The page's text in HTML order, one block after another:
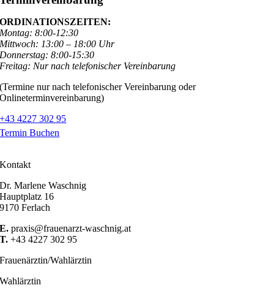
ORDINATIONSZEITEN:
Montag: 8:00-12:30
Mittwoch: 13:00 – 18:00 Uhr
Donnerstag: 8:00-15:30
Freitag: Nur nach telefonischer Vereinbarung
(Termine nur nach telefonischer Vereinbarung oder
Onlineterminvereinbarung)
+43 4227 302 95
Termin Buchen
Kontakt
Dr. Marlene Waschnig
Hauptplatz 16
9170 Ferlach
E. praxis@frauenarzt-waschnig.at
T. +43 4227 302 95
Frauenärztin/Wahlärztin
Wahlärztin